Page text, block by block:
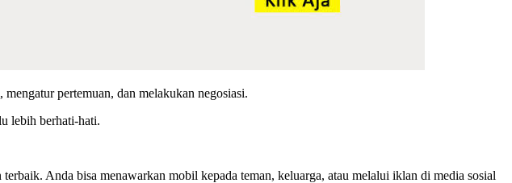
pertemuan, dan melakukan negosiasi.
lebih berhati-hati.
Anda bisa menawarkan mobil kepada teman, keluarga, atau melalui iklan di media sosial